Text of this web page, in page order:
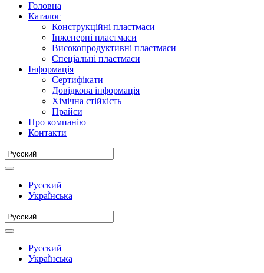
Головна
Каталог
Конструкційні пластмаси
Інженерні пластмаси
Високопродуктивні пластмаси
Спеціальні пластмаси
Інформація
Сертифікати
Довідкова інформація
Хімічна стійкість
Прайси
Про компанію
Контакти
Русский
Украї́нська
Русский
Украї́нська